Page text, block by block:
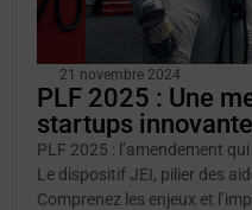
21 novembre 2024
PLF 2025 : Une
startups
PLF 2025 : l’amendement
Le dispositif JEI, pilier des
Comprenez les enjeux et